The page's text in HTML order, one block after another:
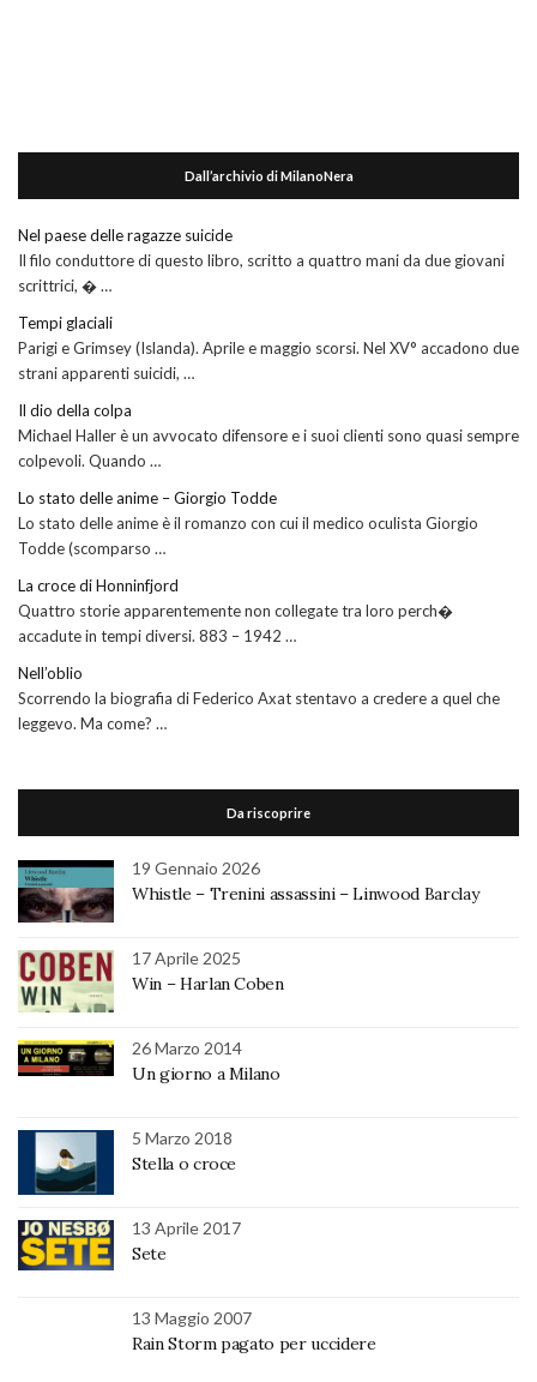
Dall’archivio di MilanoNera
Nel paese delle ragazze suicide
Il filo conduttore di questo libro, scritto a quattro mani da due giovani
scrittrici, � …
Tempi glaciali
Parigi e Grimsey (Islanda). Aprile e maggio scorsi. Nel XV° accadono due
strani apparenti suicidi, …
Il dio della colpa
Michael Haller è un avvocato difensore e i suoi clienti sono quasi sempre
colpevoli. Quando …
Lo stato delle anime – Giorgio Todde
Lo stato delle anime è il romanzo con cui il medico oculista Giorgio
Todde (scomparso …
La croce di Honninfjord
Quattro storie apparentemente non collegate tra loro perch�
accadute in tempi diversi. 883 – 1942 …
Nell’oblio
Scorrendo la biografia di Federico Axat stentavo a credere a quel che
leggevo. Ma come? …
Da riscoprire
19 Gennaio 2026
Whistle – Trenini assassini – Linwood Barclay
17 Aprile 2025
Win – Harlan Coben
26 Marzo 2014
Un giorno a Milano
5 Marzo 2018
Stella o croce
13 Aprile 2017
Sete
13 Maggio 2007
Rain Storm pagato per uccidere